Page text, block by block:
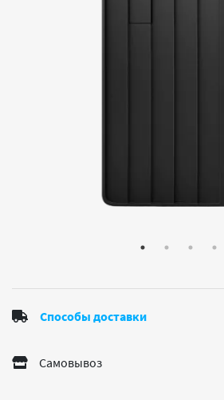
Способы доставки
Самовывоз